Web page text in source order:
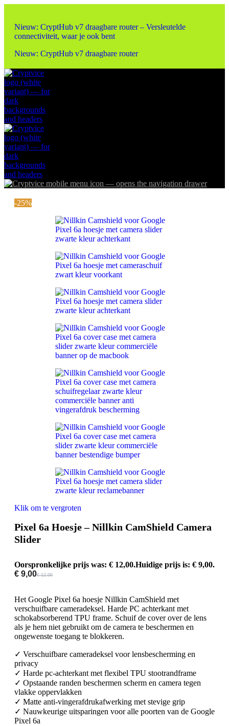
Nieuw: CryptHub v7 draagbare router – Versleutelde
connectiviteit, waar je ook bent
Nieuw: CryptHub v7 draagbare router
-25%
Klik om te vergroten
Pixel 6a Hoesje – Nillkin CamShield Camera
Slider
€12,00
Oorspronkelijke prijs was: € 12,00.
€ 9,00
Huidige prijs is: € 9,00.
Het Google Pixel 6a hoesje Nillkin CamShield met
verschuifbare cameradeksel. Harde PC achterkant met
schokabsorberend TPU frame. Schuif de cover over de lens
als je hem niet gebruikt om de camera te beschermen en
ongewenste toegang te blokkeren.
✓ Verschuifbare cameradeksel voor lensbescherming en
privacy
✓ Harde pc-achterkant met flexibel TPU stootrandframe
✓ Opstaande randen beschermen scherm en camera tegen
vlakke oppervlakken
✓ Matte anti-vingerafdrukafwerking met stevige grip
✓ Nauwkeurige uitsparingen voor alle poorten van de Google
Pixel 6a